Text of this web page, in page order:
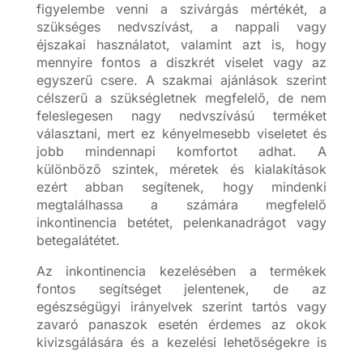
figyelembe venni a szivárgás mértékét, a
szükséges nedvszívást, a nappali vagy
éjszakai használatot, valamint azt is, hogy
mennyire fontos a diszkrét viselet vagy az
egyszerű csere. A szakmai ajánlások szerint
célszerű a szükségletnek megfelelő, de nem
feleslegesen nagy nedvszívású terméket
választani, mert ez kényelmesebb viseletet és
jobb mindennapi komfortot adhat. A
különböző szintek, méretek és kialakítások
ezért abban segítenek, hogy mindenki
megtalálhassa a számára megfelelő
inkontinencia betétet, pelenkanadrágot vagy
betegalátétet.
Az inkontinencia kezelésében a termékek
fontos segítséget jelentenek, de az
egészségügyi irányelvek szerint tartós vagy
zavaró panaszok esetén érdemes az okok
kivizsgálására és a kezelési lehetőségekre is